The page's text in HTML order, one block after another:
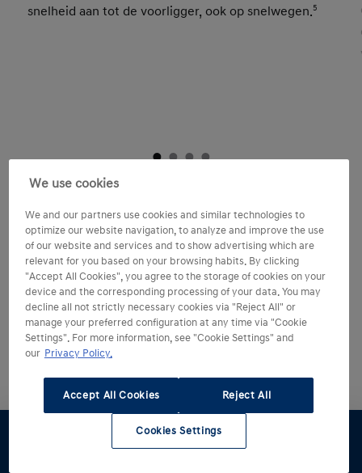
snelheid aan tot de voorligger, ook op snelwegen.5
Hyundai 5 jaar
garantie zonder
kilometerbeperking.
Net als elke andere Hyundai wordt ook de i30 Wagon
gebouwd volgens de hoogste kwaliteitsnormen. Die
kwaliteit benadrukken we met onze unieke en
We use cookies
We and our partners use cookies and similar technologies to
optimize our website navigation, to analyze and improve the use
of our website and services and to show advertising which are
relevant for you based on your browsing habits. By clicking
"Accept All Cookies", you agree to the storage of cookies on your
device and the corresponding processing of your data. You may
decline all not strictly necessary cookies via "Reject All" or
manage your preferred configuration at any time via "Cookie
Settings". For more information, see "Cookie Settings" and
our Privacy Policy.
Accept All Cookies Reject All
Cookies Settings